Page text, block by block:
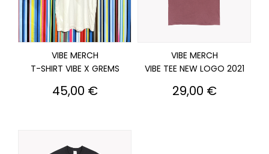
VIBE MERCH
T-SHIRT VIBE X GREMS
Prix
45,00 €
VIBE MERCH
VIBE TEE NEW LOGO 2021
Prix
29,00 €